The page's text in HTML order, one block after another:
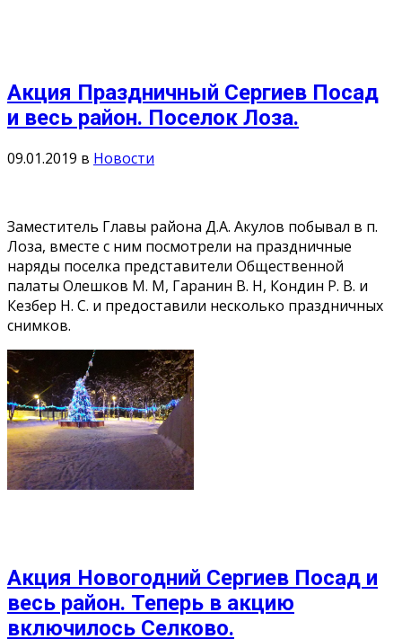
Акция Праздничный Сергиев Посад
и весь район. Поселок Лоза.
09.01.2019 в Новости
Заместитель Главы района Д.А. Акулов побывал в п.
Лоза, вместе с ним посмотрели на праздничные
наряды поселка представители Общественной
палаты Олешков М. М, Гаранин В. Н, Кондин Р. В. и
Кезбер Н. С. и предоставили несколько праздничных
снимков.
Акция Новогодний Сергиев Посад и
весь район. Теперь в акцию
включилось Селково.